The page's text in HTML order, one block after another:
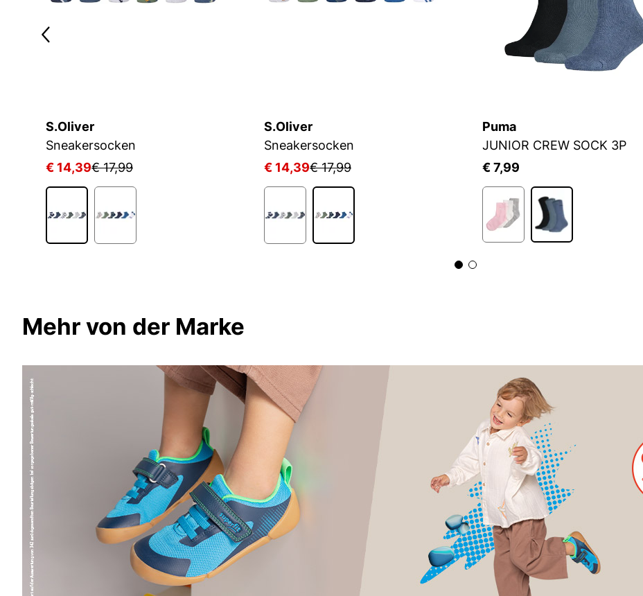
S.Oliver
Sneakersocken
€ 14,39€ 17,99
S.Oliver
Sneakersocken
€ 14,39€ 17,99
Puma
JUNIOR CREW SOCK 3P
€ 7,99
Mehr von der Marke